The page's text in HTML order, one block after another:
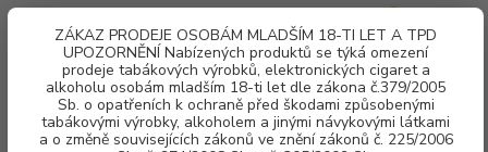
ZÁKAZ PRODEJE OSOBÁM MLADŠÍM 18-TI LET A TPD
UPOZORNĚNÍ Nabízených produktů se týká omezení
prodeje tabákových výrobků, elektronických cigaret a
alkoholu osobám mladším 18-ti let dle zákona č.379/2005
Sb. o opatřeních k ochraně před škodami způsobenými
tabákovými výrobky, alkoholem a jinými návykovými látkami
a o změně souvisejících zákonů ve znění zákonů č. 225/2006
Menu
za0 Kč